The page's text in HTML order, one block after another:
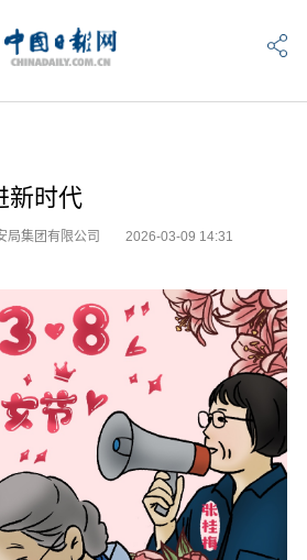
新时代
局集团有限公司 2026-03-09 14:31